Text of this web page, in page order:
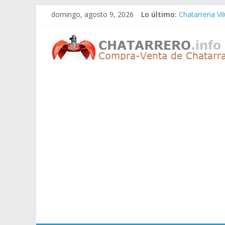
Saltar
contenido
domingo, agosto 9, 2026 Lo último: Chatarreria
Chatarreria
Chatarreria
Chatarreros